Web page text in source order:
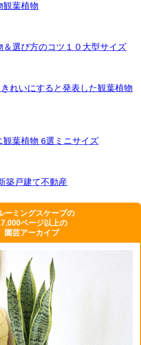
観葉植物
選び方のコツ１０ 大型サイズ
れいにすると発表した観葉植物
観葉植物 6選 ミニサイズ
築戸建て不動産
ーミングスケープの
ページ以上の
園芸アーカイブ